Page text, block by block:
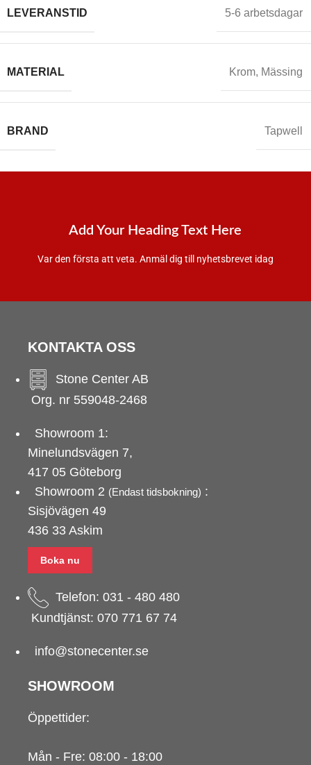
LEVERANSTID 5-6 arbetsdagar
MATERIAL Krom, Mässing
BRAND Tapwell
Add Your Heading Text Here
Var den första att veta. Anmäl dig till nyhetsbrevet idag
KONTAKTA OSS
Stone Center AB
Org. nr 559048-2468
Showroom 1:
Minelundsvägen 7,
417 05 Göteborg
Showroom 2 (Endast tidsbokning) :
Sisjövägen 49
436 33 Askim
Boka nu
Telefon: 031 - 480 480
Kundtjänst: 070 771 67 74
info@stonecenter.se
SHOWROOM
Öppettider:
Mån - Fre: 08:00 - 18:00